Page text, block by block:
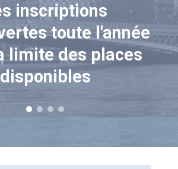
inscriptions
toute l'année
limite des places
disponibles